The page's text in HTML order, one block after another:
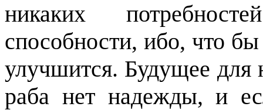
никаких
способности, ибо, что
улучшится. Будущее для
раба нет надежды, и